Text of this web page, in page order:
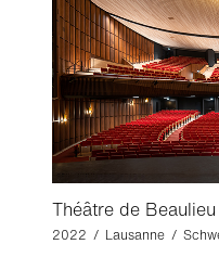
Théâtre de Beaulieu
2022 / Lausanne /